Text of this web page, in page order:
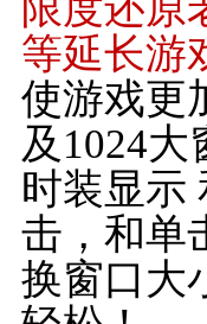
等延长游
使游戏更
及1024
时装显示
击，和单
换窗口大